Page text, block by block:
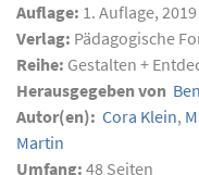
Auflage: 1. Auflage,
Verlag: Pädagogische
Reihe: Gestalten +
Herausgegeben von
Autor(en): Cora Klein,
Martin
Umfang: 48 Seiten